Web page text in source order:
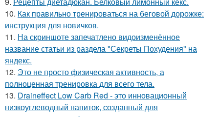
10. Как правильно тренироваться на беговой дорожке:
инструкция для новичков.
11. На скриншоте запечатлено видоизменённое
название статьи из раздела "Секреты Похудения" на
яндекс.
12. Это не просто физическая активность, а
полноценная тренировка для всего тела.
13. Draineffect Low Carb Red - это инновационный
низкоуглеводный напиток, созданный для